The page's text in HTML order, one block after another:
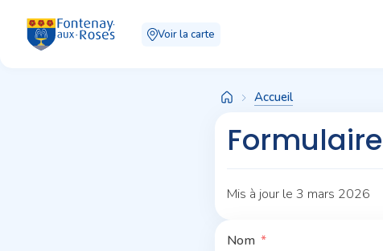
Voir la carte
Accueil
Mis à jour le 3 mars 2026
Nom